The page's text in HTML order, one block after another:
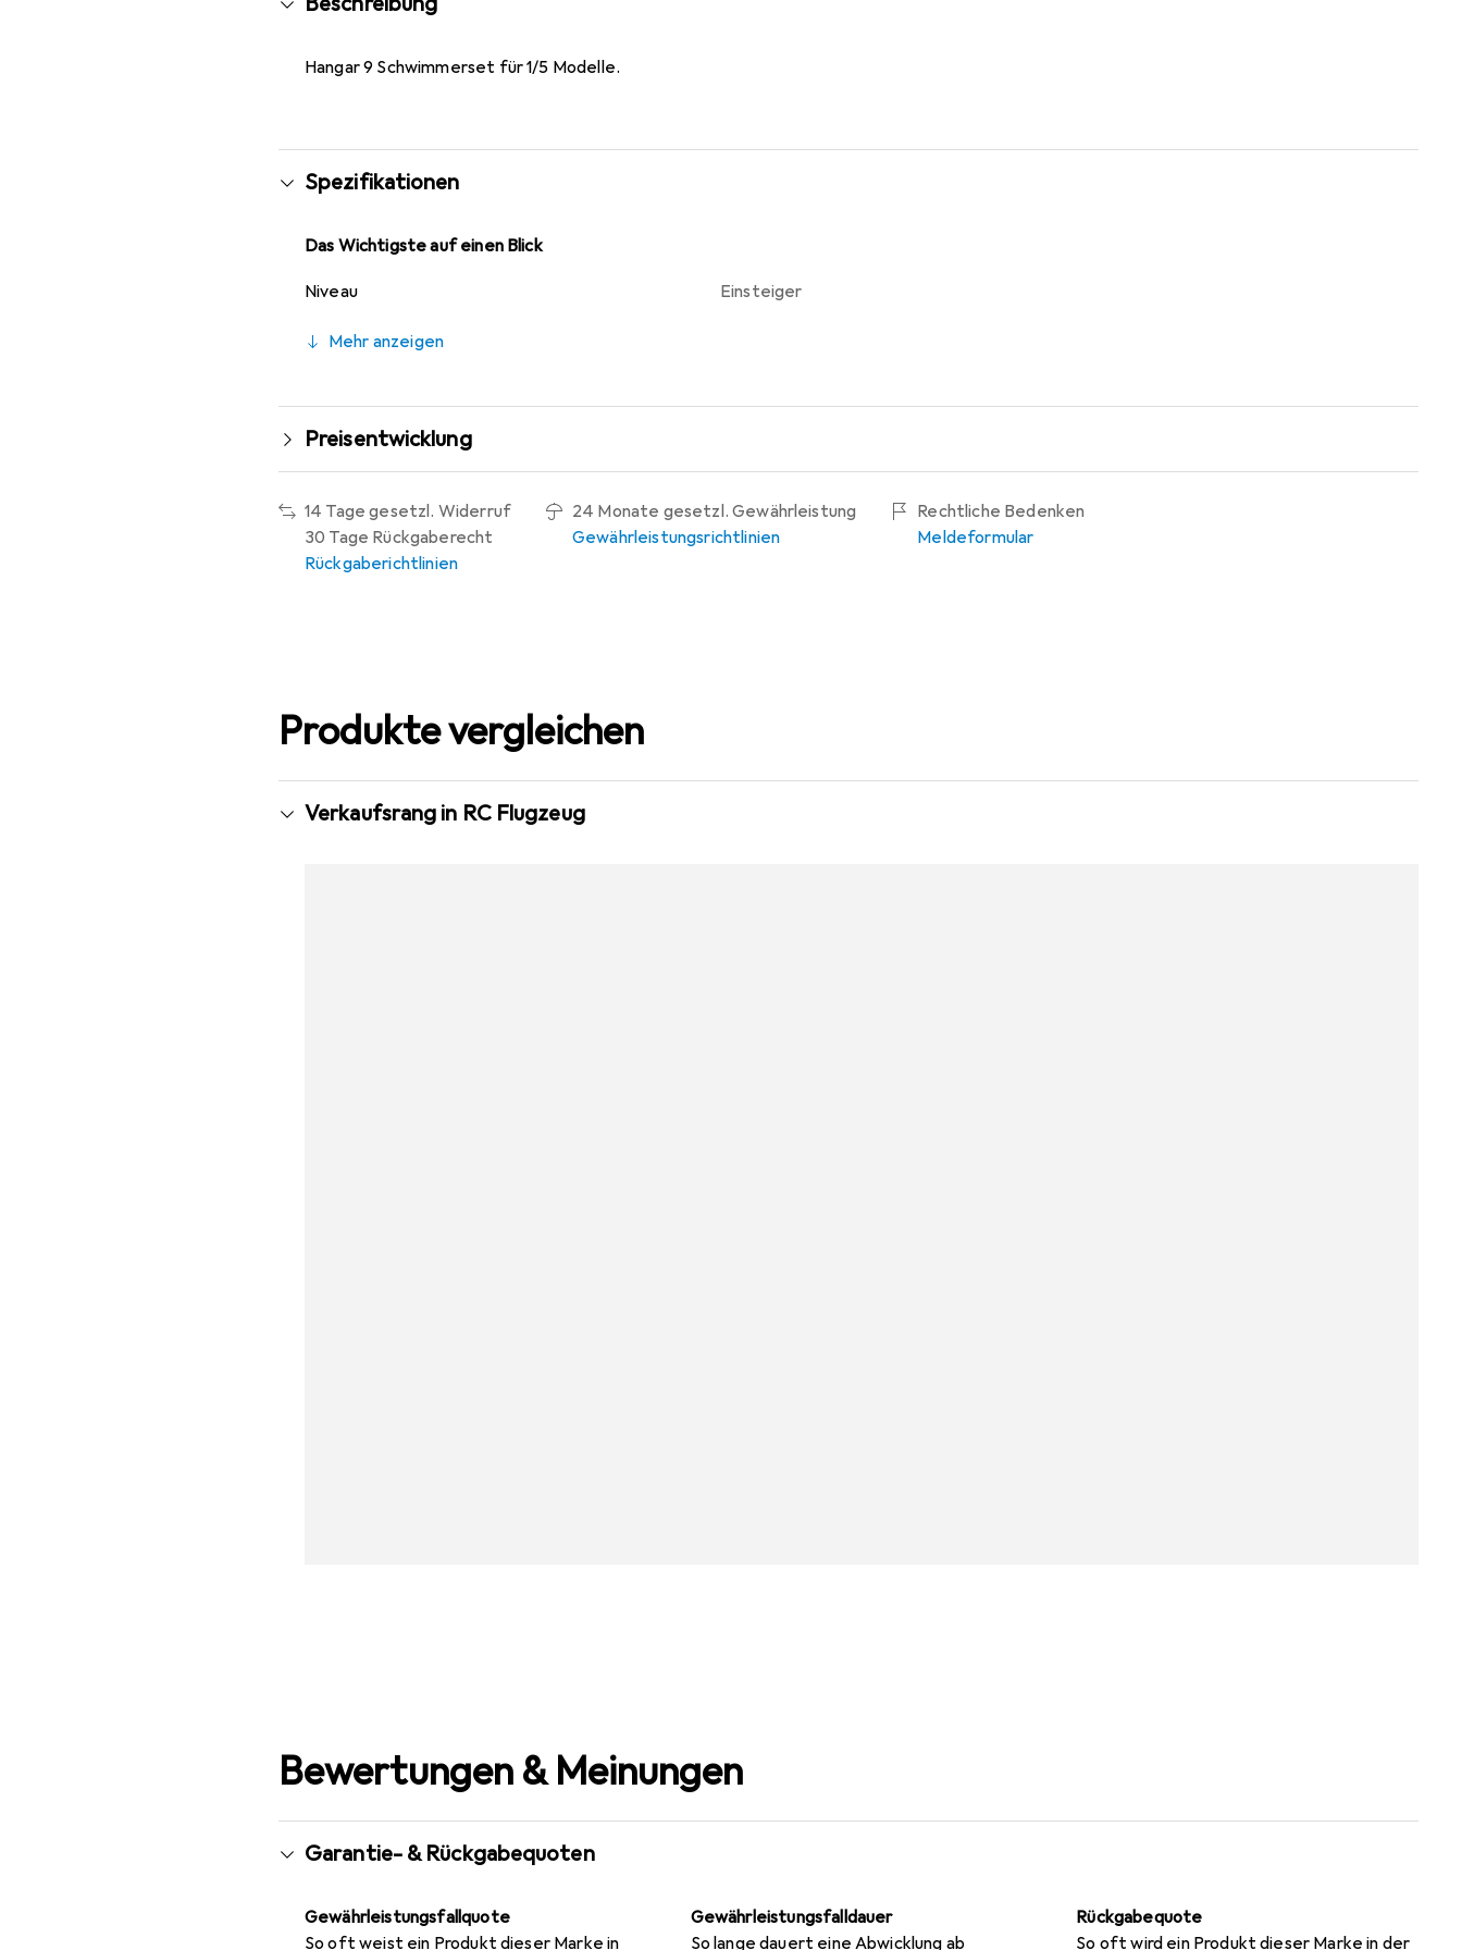
Hangar 9 Schwimmerset für 1/5 Modelle.
Spezifikationen
Das Wichtigste auf einen Blick
Niveau Einsteiger
Mehr anzeigen
Preisentwicklung
14 Tage gesetzl. Widerruf
30 Tage Rückgaberecht
Rückgaberichtlinien
24 Monate gesetzl. Gewährleistung
Gewährleistungsrichtlinien
Rechtliche Bedenken
Meldeformular
Produkte vergleichen
Verkaufsrang in RC Flugzeug
Bewertungen & Meinungen
Garantie- & Rückgabequoten
Gewährleistungsfallquote
So oft weist ein Produkt dieser Marke in
Gewährleistungsfalldauer
So lange dauert eine Abwicklung ab
Rückgabequote
So oft wird ein Produkt dieser Marke in der